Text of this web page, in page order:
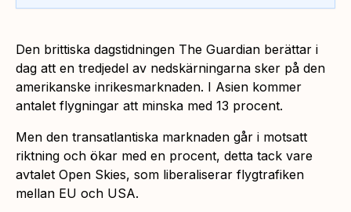
Den brittiska dagstidningen The Guardian berättar i
dag att en tredjedel av nedskärningarna sker på den
amerikanske inrikesmarknaden. I Asien kommer
antalet flygningar att minska med 13 procent.
Men den transatlantiska marknaden går i motsatt
riktning och ökar med en procent, detta tack vare
avtalet Open Skies, som liberaliserar flygtrafiken
mellan EU och USA.